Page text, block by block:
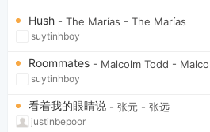
Hush - The Marías - The Marías
suytinhboy
Roommates - Malcolm Todd -
suytinhboy
看着我的眼睛说 - 张元 - 张远
justinbepoor